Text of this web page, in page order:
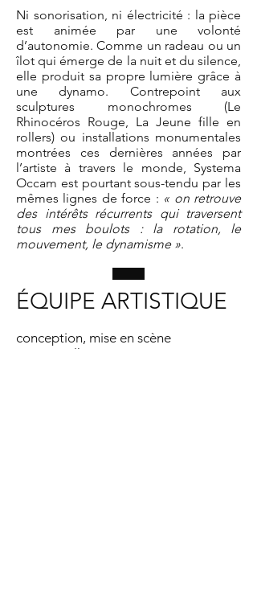
Ni sonorisation, ni électricité : la pièce
est animée par une volonté
d’autonomie. Comme un radeau ou un
îlot qui émerge de la nuit et du silence,
elle produit sa propre lumière grâce à
une dynamo. Contrepoint aux
sculptures monochromes (Le
Rhinocéros Rouge, La Jeune fille en
rollers) ou installations monumentales
montrées ces dernières années par
l’artiste à travers le monde, Systema
Occam est pourtant sous-tendu par les
mêmes lignes de force : « on retrouve
des intérêts récurrents qui traversent
tous mes boulots : la rotation, le
mouvement, le dynamisme ».
ÉQUIPE ARTISTIQUE
conception, mise en scène
Xavier Veilhan